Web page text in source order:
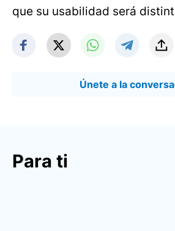
que su usabilidad será
Únete a la
Para ti